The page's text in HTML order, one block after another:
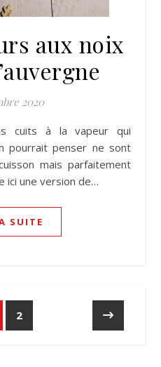
aux noix
2020
pourrait penser ne sont
mais parfaitement
ici une version de…
SUITE
2